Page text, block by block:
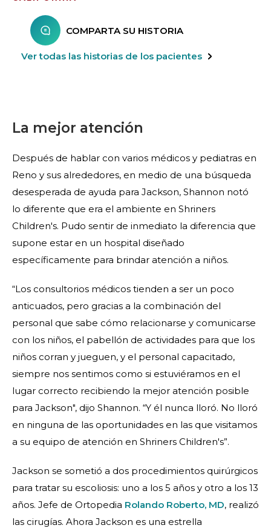
COMPARTA SU HISTORIA
Ver todas las historias de los pacientes
La mejor atención
Después de hablar con varios médicos y pediatras en
Reno y sus alrededores, en medio de una búsqueda
desesperada de ayuda para Jackson, Shannon notó
lo diferente que era el ambiente en Shriners
Children's. Pudo sentir de inmediato la diferencia que
supone estar en un hospital diseñado
específicamente para brindar atención a niños.
“Los consultorios médicos tienden a ser un poco
anticuados, pero gracias a la combinación del
personal que sabe cómo relacionarse y comunicarse
con los niños, el pabellón de actividades para que los
niños corran y jueguen, y el personal capacitado,
siempre nos sentimos como si estuviéramos en el
lugar correcto recibiendo la mejor atención posible
para Jackson", dijo Shannon. “Y él nunca lloró. No lloró
en ninguna de las oportunidades en las que visitamos
a su equipo de atención en Shriners Children's”.
Jackson se sometió a dos procedimientos quirúrgicos
para tratar su escoliosis: uno a los 5 años y otro a los 13
años. Jefe de Ortopedia Rolando Roberto, MD, realizó
las cirugías. Ahora Jackson es una estrella